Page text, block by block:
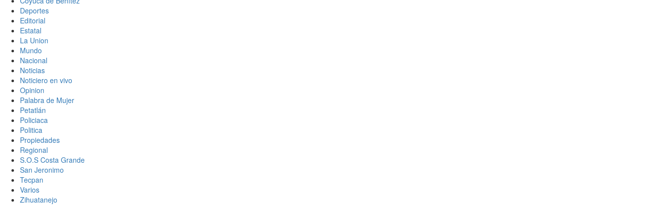
Deportes
Editorial
Estatal
La Union
Mundo
Nacional
Noticias
Noticiero en vivo
Opinion
Palabra de Mujer
Petatlán
Policiaca
Politica
Propiedades
Regional
S.O.S Costa Grande
San Jeronimo
Tecpan
Varios
Zihuatanejo